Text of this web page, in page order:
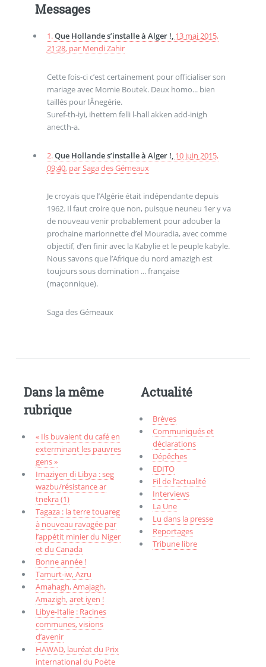
Messages
1.Que Hollande s’installe à Alger !, 13 mai 2015,
21:28, par Mendi Zahir
Cette fois-ci c’est certainement pour officialiser son
mariage avec Momie Boutek. Deux homo... bien
taillés pour lÂnegérie.
Suref-th-iyi, ihettem felli l-hall akken add-inigh
anecth-a.
2.Que Hollande s’installe à Alger !, 10 juin 2015,
09:40, parSaga des Gémeaux
Je croyais que l’Algérie était indépendante depuis
1962. Il faut croire que non, puisque neuneu 1er y va
de nouveau venir probablement pour adouber la
prochaine marionnette d’el Mouradia, avec comme
objectif, d’en finir avec la Kabylie et le peuple kabyle.
Nous savons que l’Afrique du nord amazigh est
toujours sous domination ... française
(maçonnique).
Saga des Gémeaux
Dans la même
rubrique
« Ils buvaient du café en
exterminant les pauvres
gens »
Imaziɣen di Libya : seg
wazbu/résistance ar
tnekra (1)
Tagaza : la terre touareg
à nouveau ravagée par
l’appétit minier du Niger
et du Canada
Bonne année !
Tamurt-iw, Aẓru
Amahagh, Amajagh,
Amazigh, aret iyen !
Libye-Italie : Racines
communes, visions
d’avenir
HAWAD, lauréat du Prix
international du Poète
Actualité
Brèves
Communiqués et
déclarations
Dépêches
EDITO
Fil de l’actualité
Interviews
La Une
Lu dans la presse
Reportages
Tribune libre